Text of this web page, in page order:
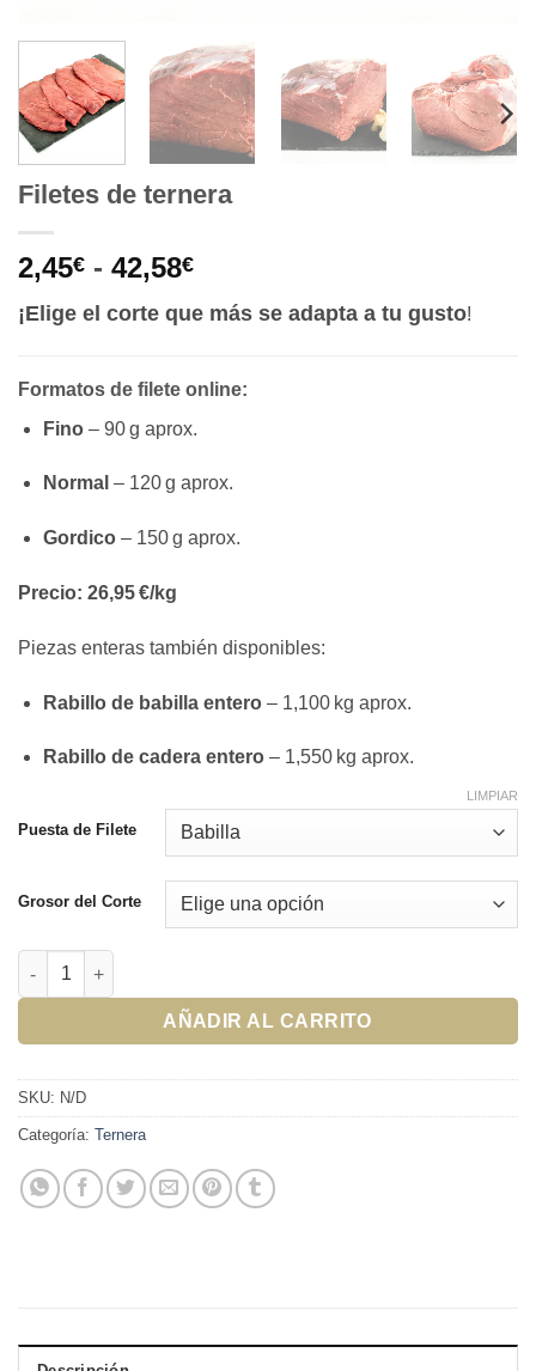
Filetes de ternera
2,45€ - 42,58€Rango
precios:
2,45€
42,58€
¡Elige el corte que más se adapta a tu gusto!
Formatos de filete online:
Fino– 90 g aprox.
Normal – 120 g aprox.
Gordico– 150 g aprox.
Precio: 26,95 €/kg
Piezas enteras también disponibles:
Rabillo de babilla entero– 1,100 kg aprox.
Rabillo de cadera entero– 1,550 kg aprox.
Puesta de Filete
Grosor del Corte
LIMPIAR
Filetes de ternera cantidad
AÑADIR AL CARRITO
SKU: N/D
Categoría: Ternera